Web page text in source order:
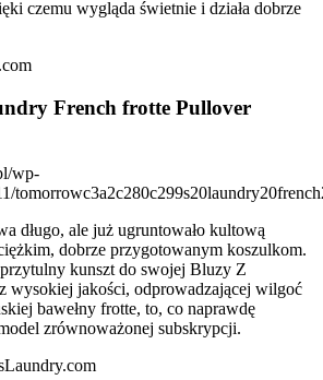
czemu wygląda świetnie i działa dobrze
French frotte Pullover
długo, ale już ugruntowało kultową
dobrze przygotowanym koszulkom.
przytulny kunszt do swojej Bluzy Z
wysokiej jakości, odprowadzającej wilgoć
bawełny frotte, to, co naprawdę
zrównoważonej subskrypcji.